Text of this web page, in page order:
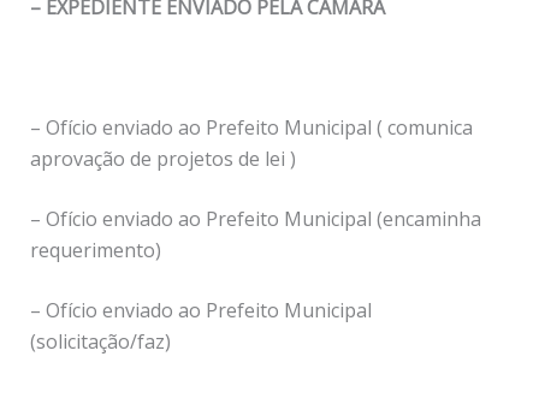
– EXPEDIENTE ENVIADO PELA CÂMARA
– Ofício enviado ao Prefeito Municipal ( comunica
aprovação de projetos de lei )
– Ofício enviado ao Prefeito Municipal (encaminha
requerimento)
– Ofício enviado ao Prefeito Municipal
(solicitação/faz)